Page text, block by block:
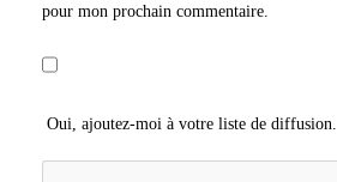
pour mon prochain commentaire.
Oui, ajoutez-moi à votre liste de diffusion.